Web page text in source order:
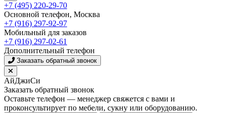
+7 (495) 220-29-70
Основной телефон, Москва
+7 (916) 297-92-97
Мобильный для заказов
+7 (916) 297-02-61
Дополнительный телефон
Заказать обратный звонок
АйДжиСи
Заказать обратный звонок
Оставьте телефон — менеджер свяжется с вами и
проконсультирует по мебели, сукну или оборудованию.